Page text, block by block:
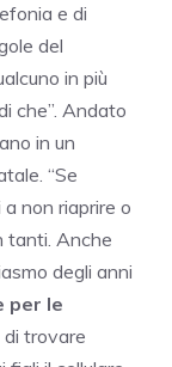
e di
del
in più
che”. Andato
in un
“Se
non riaprire o
tanti. Anche
degli anni
per le
trovare